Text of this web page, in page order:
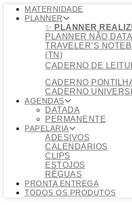
MATERNIDADE
PLANNER
✨ PLANNER
PLANNER NÃO
TRAVELER’S
(TN)
CADERNO DE
CADERNO
CADERNO
AGENDAS
DATADA
PERMANENTE
PAPELARIA
ADESIVOS
CALENDÁRIOS
CLIPS
ESTOJOS
RÉGUAS
PRONTA ENTREGA
TODOS OS PRODUTOS